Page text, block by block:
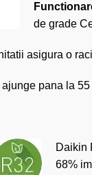
de grade
asigura o
pana la 55
Daikin
68%